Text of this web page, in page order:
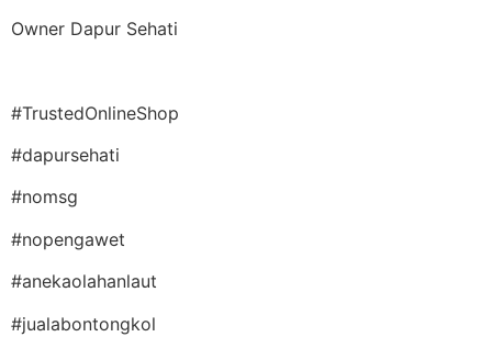
Owner Dapur Sehati
#TrustedOnlineShop
#dapursehati
#nomsg
#nopengawet
#anekaolahanlaut
#jualabontongkol